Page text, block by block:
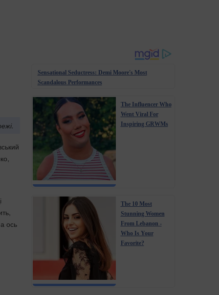
ось
Sensational Seductress: Demi Moore's Most
Scandalous Performances
The Influencer Who
Went Viral For
Inspiring GRWMs
The 10 Most
Stunning Women
From Lebanon -
Who Is Your
Favorite?